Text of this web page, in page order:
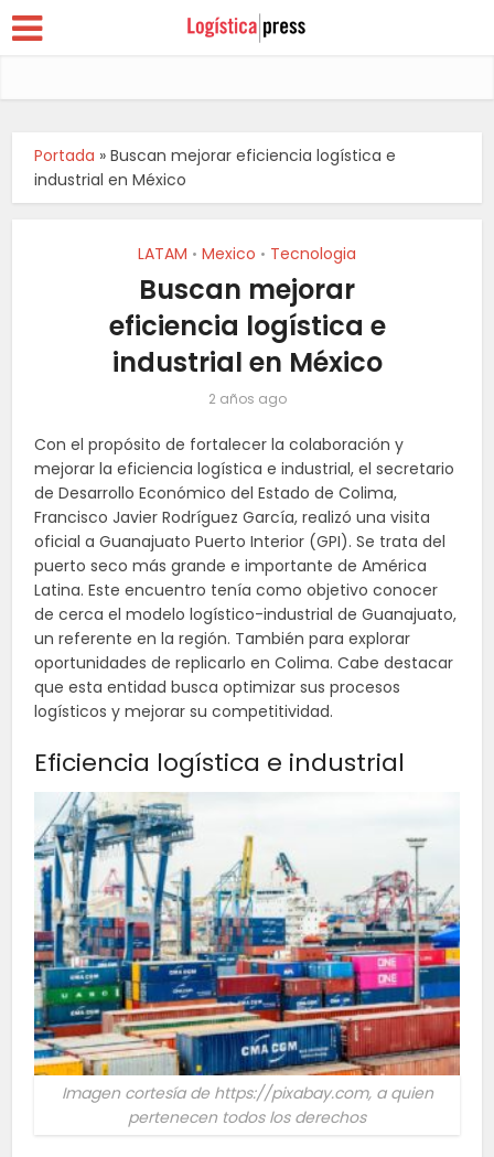
Portada »Buscan mejorar eficiencia logística e
industrial en México
LATAM • Mexico • Tecnologia
Buscan mejorar
eficiencia logística e
industrial en México
2 años ago
Con el propósito de fortalecer la colaboración y
mejorar la eficiencia logística e industrial, el secretario
de Desarrollo Económico del Estado de Colima,
Francisco Javier Rodríguez García, realizó una visita
oficial a Guanajuato Puerto Interior (GPI). Se trata del
puerto seco más grande e importante de América
Latina. Este encuentro tenía como objetivo conocer
de cerca el modelo logístico-industrial de Guanajuato,
un referente en la región. También para explorar
oportunidades de replicarlo en Colima. Cabe destacar
que esta entidad busca optimizar sus procesos
logísticos y mejorar su competitividad.
Eficiencia logística e industrial
Imagen cortesía de https://pixabay.com, a quien
pertenecen todos los derechos